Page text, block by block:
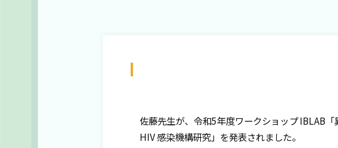
佐藤先生が、令和5年度ワークショップ IBLAB
HIV 感染機構研究」を発表されました。